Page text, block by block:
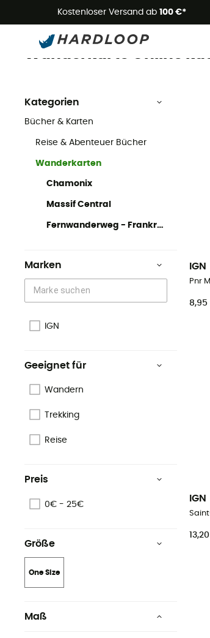
Kostenloser Versand ab 100 €*
Bücher & Karten Wanderkarten
Wanderkarte Online
Kategorien
Bücher & Karten
Reise & Abenteuer Bücher
Wanderkarten
Chamonix
Massif Central
Fernwanderweg - Frankreich
Marken
IGN
Geeignet für
Wandern
Trekking
Reise
Preis
0€ - 25€
Größe
One Size
Maß
IGN
Pnr
8,95
IGN